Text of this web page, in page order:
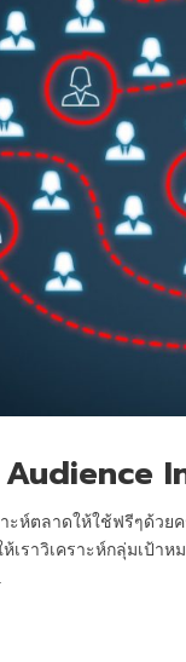
Audience
ะห์ตลาดให้ใช้ฟรีๆด้วย
เราวิเคราะห์กลุ่มเป้า